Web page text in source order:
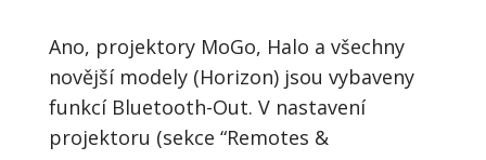
Ano, projektory MoGo, Halo a všechny
novější modely (Horizon) jsou vybaveny
funkcí Bluetooth-Out. V nastavení
projektoru (sekce “Remotes &